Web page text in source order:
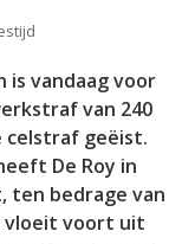
is vandaag voor
van 240
celstraf geëist.
De Roy in
ten bedrage van
vloeit voort uit